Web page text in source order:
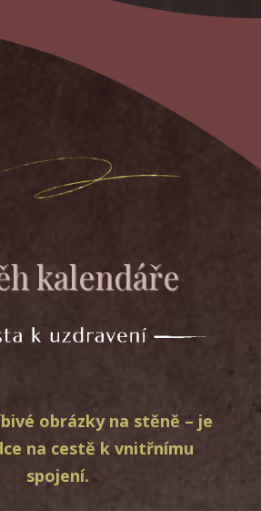
kalendáře
obrázky na stěně – je
na cestě k vnitřnímu
spojení.